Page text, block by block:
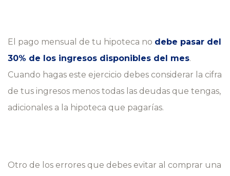
El pago mensual de tu hipoteca no debe pasar del
30% de los ingresos disponibles del mes.
Cuando hagas este ejercicio debes considerar la cifra
de tus ingresos menos todas las deudas que tengas,
adicionales a la hipoteca que pagarías.
Otro de los errores que debes evitar al comprar una